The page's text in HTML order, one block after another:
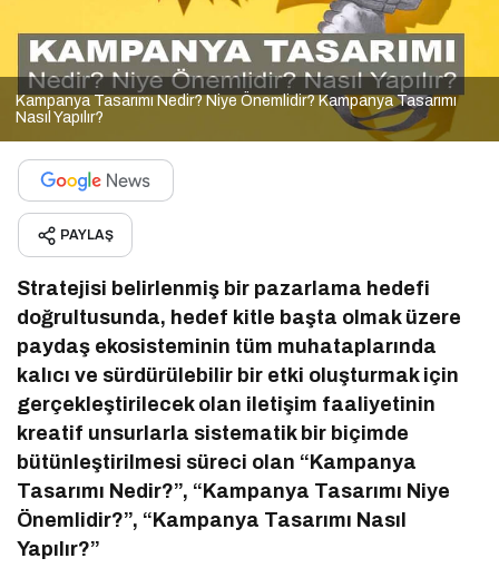
Kampanya Tasarımı Nedir? Niye Önemlidir? Kampanya Tasarımı
Nasıl Yapılır?
PAYLAŞ
Stratejisi belirlenmiş bir pazarlama hedefi
doğrultusunda, hedef kitle başta olmak üzere
paydaş ekosisteminin tüm muhataplarında
kalıcı ve sürdürülebilir bir etki oluşturmak için
gerçekleştirilecek olan iletişim faaliyetinin
kreatif unsurlarla sistematik bir biçimde
bütünleştirilmesi süreci olan “Kampanya
Tasarımı Nedir?”, “Kampanya Tasarımı Niye
Önemlidir?”, “Kampanya Tasarımı Nasıl
Yapılır?”